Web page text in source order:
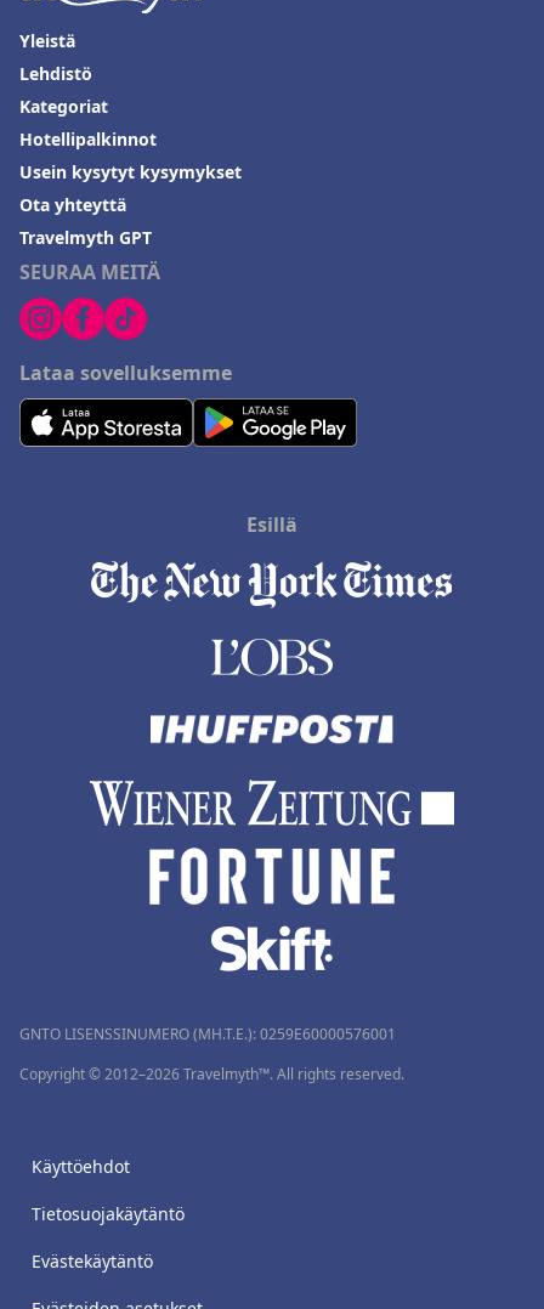
SEURAA MEITÄ
Lataa sovelluksemme
Yleistä
Lehdistö
Kategoriat
Hotellipalkinnot
Usein kysytyt kysymykset
Ota yhteyttä
Travelmyth GPT
Esillä
GNTO LISENSSINUMERO (MH.T.E.): 0259Ε60000576001
Copyright © 2012–2026 Travelmyth™. All rights reserved.
Käyttöehdot
Tietosuojakäytäntö
Evästekäytäntö